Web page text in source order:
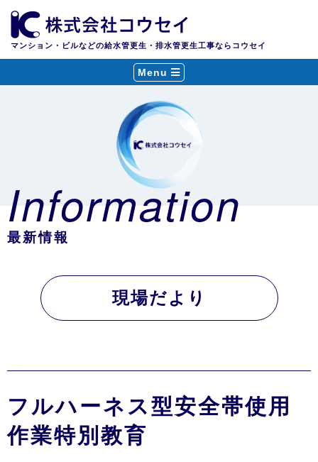
マンション・ビルなどの給水管更生・排水管更生工事ならコウセイ
Menu
Information
最新情報
現場だより
フルハーネス型安全帯使用
作業特別教育